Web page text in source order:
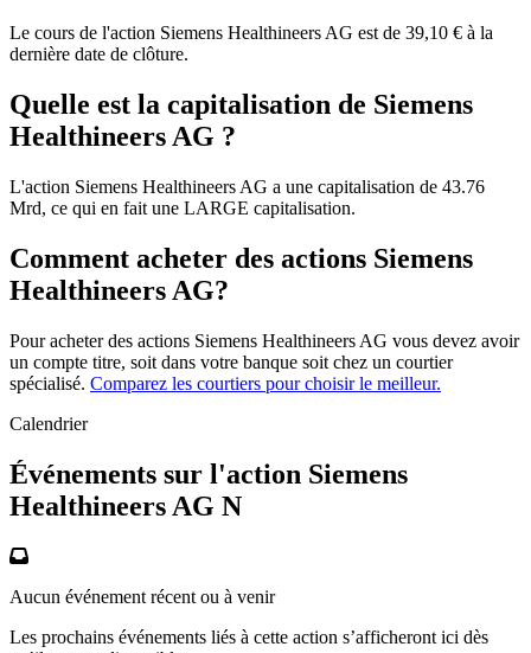
Le cours de l'action Siemens Healthineers AG est de 39,10 € à la
dernière date de clôture.
Quelle est la capitalisation de Siemens
Healthineers AG ?
L'action Siemens Healthineers AG a une capitalisation de 43.76
Mrd, ce qui en fait une LARGE capitalisation.
Comment acheter des actions Siemens
Healthineers AG?
Pour acheter des actions Siemens Healthineers AG vous devez avoir
un compte titre, soit dans votre banque soit chez un courtier
spécialisé. Comparez les courtiers pour choisir le meilleur.
Calendrier
Événements sur l'action Siemens
Healthineers AG N
Aucun événement récent ou à venir
Les prochains événements liés à cette action s’afficheront ici dès